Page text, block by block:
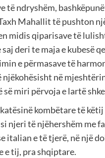
të ndryshëm,
Mahallit të pushton
midis qiparisave të
saj deri te maja e
e përmasave të
në
së miri përvoja e lartë
kombëtare të
njeri të njëhershëm me
italian e të tjerë, në një
e tij, pra shqiptare.